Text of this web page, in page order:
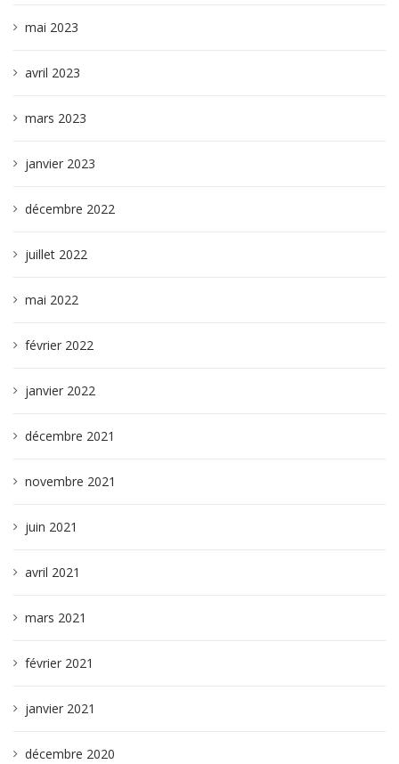
mai 2023
avril 2023
mars 2023
janvier 2023
décembre 2022
juillet 2022
mai 2022
février 2022
janvier 2022
décembre 2021
novembre 2021
juin 2021
avril 2021
mars 2021
février 2021
janvier 2021
décembre 2020